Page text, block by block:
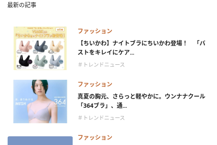
最新の記事
ファッション
【ちいかわ】ナイトブラにちいかわ登場！ 「バ
ストをキレイにケア...
＃トレンドニュース
ファッション
真夏の胸元、さらっと軽やかに。ウンナナクール
「364ブラ」、通...
＃トレンドニュース
ファッション